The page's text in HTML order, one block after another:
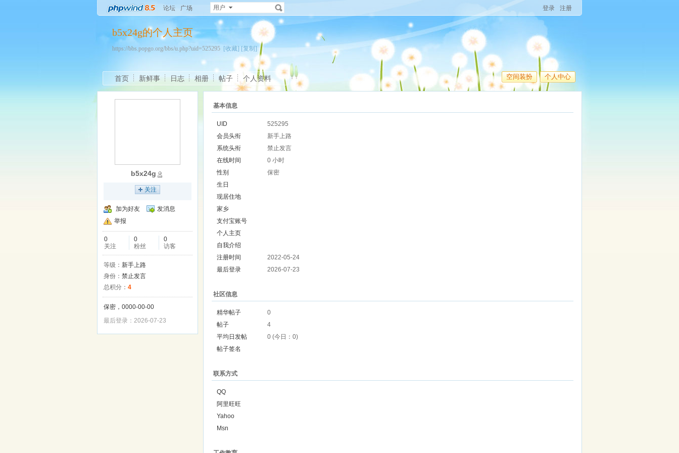
论坛 广场 用户 登录 注册
b5x24g的个人主页
https://bbs.popgo.org/bbs/u.php?uid=525295 [收藏] [复制]
空间装扮 个人中心
首页 新鲜事 日志 相册 帖子 个人资料
b5x24g
关注
加为好友
发消息
举报
0
关注
0
粉丝
0
访客
等级： 新手上路
身份： 禁止发言
总积分： 4
保密，0000-00-00
最后登录：2026-07-23
基本信息
UID
525295
会员头衔
新手上路
系统头衔
禁止发言
在线时间
0 小时
性别
保密
生日
现居住地
家乡
支付宝账号
个人主页
自我介绍
注册时间
2022-05-24
最后登录
2026-07-23
社区信息
精华帖子
0
帖子
4
平均日发帖
0 (今日：0)
帖子签名
联系方式
QQ
阿里旺旺
Yahoo
Msn